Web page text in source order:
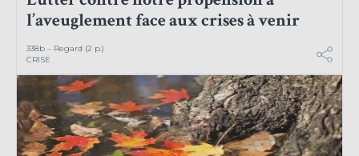
l’aveuglement face aux crises à venir
338b – Regard (2 p.)
CRISE